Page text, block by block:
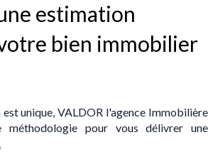
estimation
bien immobilier
est unique, VALDOR l'agence Immobilière
pour vous délivrer une